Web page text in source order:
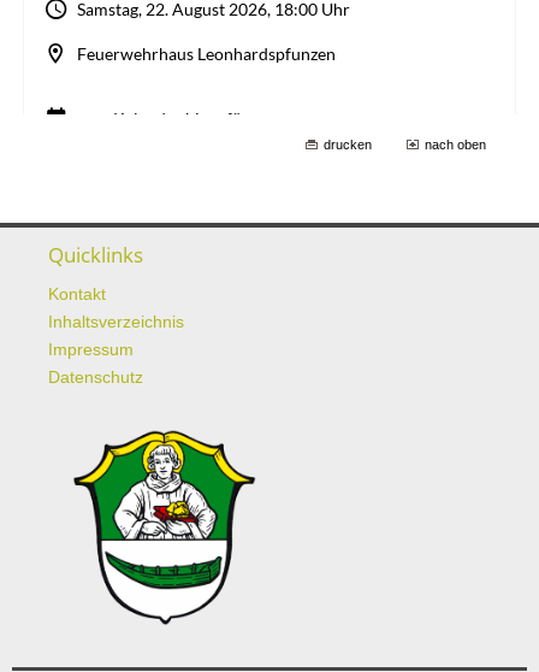
drucken nach oben
Quicklinks
Kontakt
Inhaltsverzeichnis
Impressum
Datenschutz